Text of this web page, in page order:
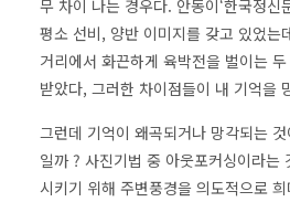
무 차이 나는 경우다. 안동이‘한국정신
평소 선비, 양반 이미지를 갖고 있었는
거리에서 화끈하게 육박전을 벌이는
받았다, 그러한 차이점들이 내 기억을
그런데 기억이 왜곡되거나 망각되는
일까 ? 사진기법 중 아웃포커싱이라는
시키기 위해 주변풍경을 의도적으로